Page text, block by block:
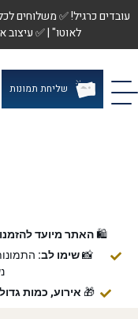
לאוטו" | ✅ עיצוב
שליחת תמונות
🛍️האתר מיועד
📸שימו לב:
🎁 אירוע, כמות